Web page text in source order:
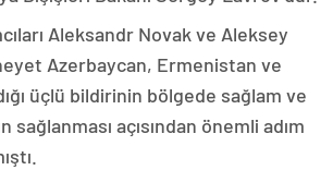
Aleksandr Novak ve Aleksey
Azerbaycan, Ermenistan ve
üçlü bildirinin bölgede sağlam ve
sağlanması açısından önemli adım